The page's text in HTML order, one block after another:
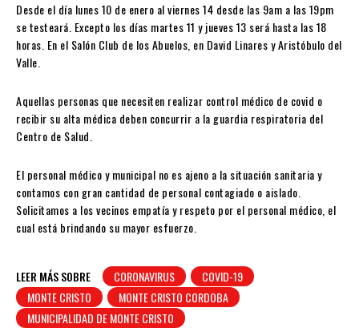
Desde el día lunes 10 de enero al viernes 14 desde las 9am a las 19pm
se testeará. Excepto los días martes 11 y jueves 13 será hasta las 18
horas. En el Salón Club de los Abuelos, en David Linares y Aristóbulo del
Valle.
Aquellas personas que necesiten realizar control médico de covid o
recibir su alta médica deben concurrir a la guardia respiratoria del
Centro de Salud.
El personal médico y municipal no es ajeno a la situación sanitaria y
contamos con gran cantidad de personal contagiado o aislado.
Solicitamos a los vecinos empatía y respeto por el personal médico, el
cual está brindando su mayor esfuerzo.
LEER MÁS SOBRE CORONAVIRUS
COVID-19
MONTE CRISTO
MONTE CRISTO CORDOBA
MUNICIPALIDAD DE MONTE CRISTO